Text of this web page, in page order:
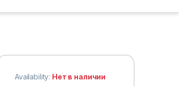
Availability: Нет в наличии